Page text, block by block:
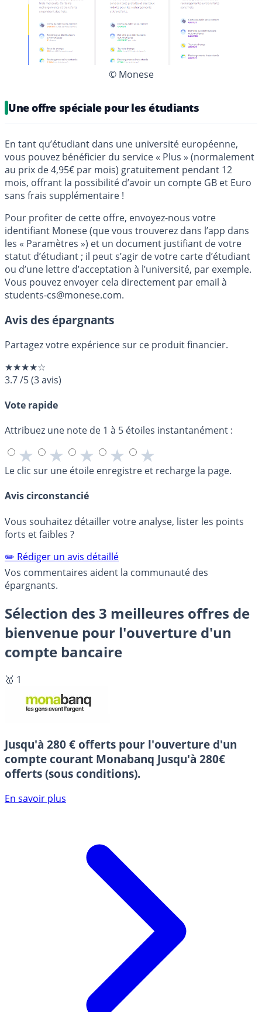
© Monese
Une offre spéciale pour les étudiants
En tant qu’étudiant dans une université européenne,
vous pouvez bénéficier du service « Plus » (normalement
au prix de 4,95€ par mois) gratuitement pendant 12
mois, offrant la possibilité d’avoir un compte GB et Euro
sans frais supplémentaire !
Pour profiter de cette offre, envoyez-nous votre
identifiant Monese (que vous trouverez dans l’app dans
les « Paramètres ») et un document justifiant de votre
statut d’étudiant ; il peut s’agir de votre carte d’étudiant
ou d’une lettre d’acceptation à l’université, par exemple.
Vous pouvez envoyer cela directement par email à
students-cs@monese.com.
Avis des épargnants
Partagez votre expérience sur ce produit financier.
★★★★☆
3.7/5(3avis)
Vote rapide
Attribuez une note de 1 à 5 étoiles instantanément :
★ ★ ★ ★ ★
Le clic sur une étoile enregistre et recharge la page.
Avis circonstancié
Vous souhaitez détailler votre analyse, lister les points
forts et faibles ?
✏️ Rédiger un avis détaillé
Vos commentaires aident la communauté des
épargnants.
Sélection des 3 meilleures offres de
bienvenue pour l'ouverture d'un
compte bancaire
🥇 1
Jusqu'à 280 € offerts pour l'ouverture d'un
compte courant Monabanq Jusqu'à 280€
offerts (sous conditions).
En savoir plus